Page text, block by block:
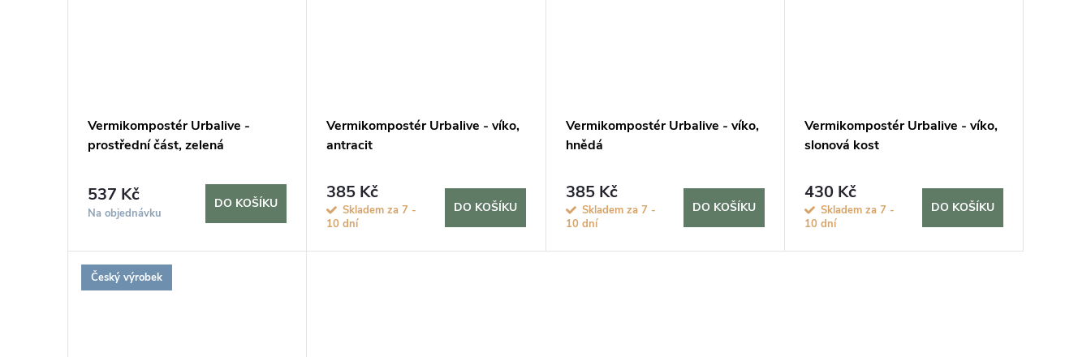
Vermikompostér Urbalive -
prostřední část, zelená
537 Kč
Na objednávku
DO KOŠÍKU
Vermikompostér Urbalive - víko,
antracit
385 Kč
Skladem za 7 -
10 dní
DO KOŠÍKU
Vermikompostér Urbalive - víko,
hnědá
385 Kč
Skladem za 7 -
10 dní
DO KOŠÍKU
Vermikompostér Urbalive - víko,
slonová kost
430 Kč
Skladem za 7 -
10 dní
DO KOŠÍKU
Český výrobek